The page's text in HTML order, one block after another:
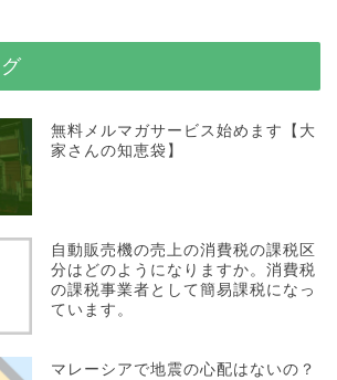
無料メルマガサービス始めます【大
家さんの知恵袋】
自動販売機の売上の消費税の課税区
分はどのようになりますか。消費税
の課税事業者として簡易課税になっ
ています。
マレーシアで地震の心配はないの？